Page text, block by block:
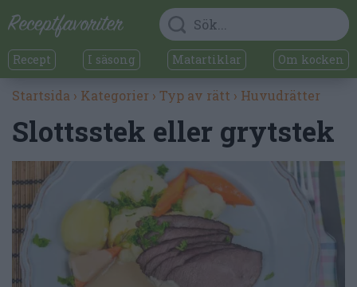
Recept I säsong Matartiklar Om kocken
Startsida › Kategorier › Typ av rätt › Huvudrätter
Slottsstek eller grytstek